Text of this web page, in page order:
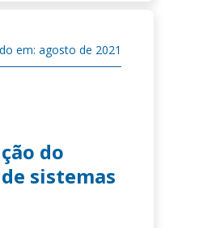
em: agosto de 2021
do
sistemas